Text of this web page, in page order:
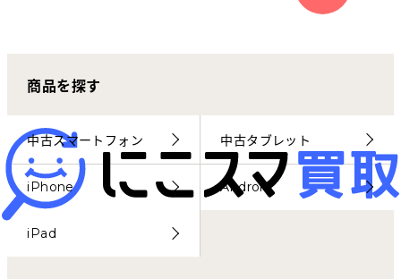
にこスマ通信
マイページ
商品を探す
中古スマートフォン 中古タブレット
iPhone Android
iPad